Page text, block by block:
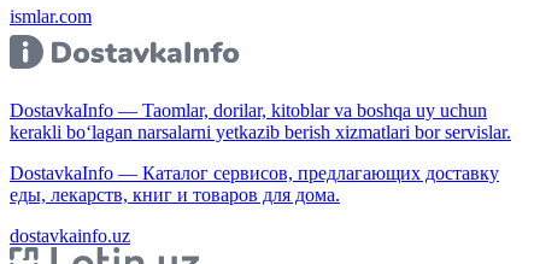
ismlar.com
DostavkaInfo — Taomlar, dorilar, kitoblar va boshqa uy uchun
kerakli bo‘lagan narsalarni yetkazib berish xizmatlari bor servislar.
DostavkaInfo — Каталог сервисов, предлагающих доставку
еды, лекарств, книг и товаров для дома.
dostavkainfo.uz